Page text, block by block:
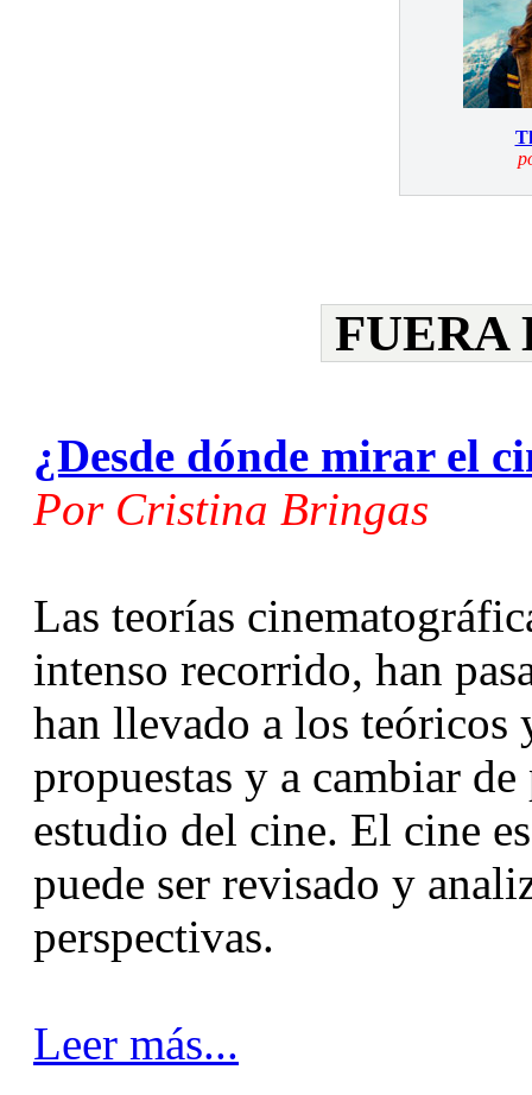
FUERA
¿Desde dónde mirar el
Por Cristina Bringas
Las teorías
intenso recorrido, han
han llevado a los teóricos
propuestas y a cambiar
estudio del cine. El cine
puede ser revisado y
perspectivas.
Leer más...